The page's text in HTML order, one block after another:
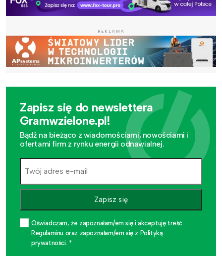
REKLAMA
Zapisz się do newslettera
Gramwzielone.pl!
Bądź na bieżąco z wiadomościami, nowościami i
ofertami firm z rynku energii odnawialnej.
Zapisz się
Oświadczam, że zapoznałam/em się i akceptuję treść
Regulaminu oraz zapoznałam/em się z Polityką
prywatności. *